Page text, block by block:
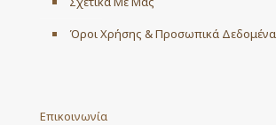
Όροι Χρήσης & Προσωπικά Δεδομένα
Επικοινωνία